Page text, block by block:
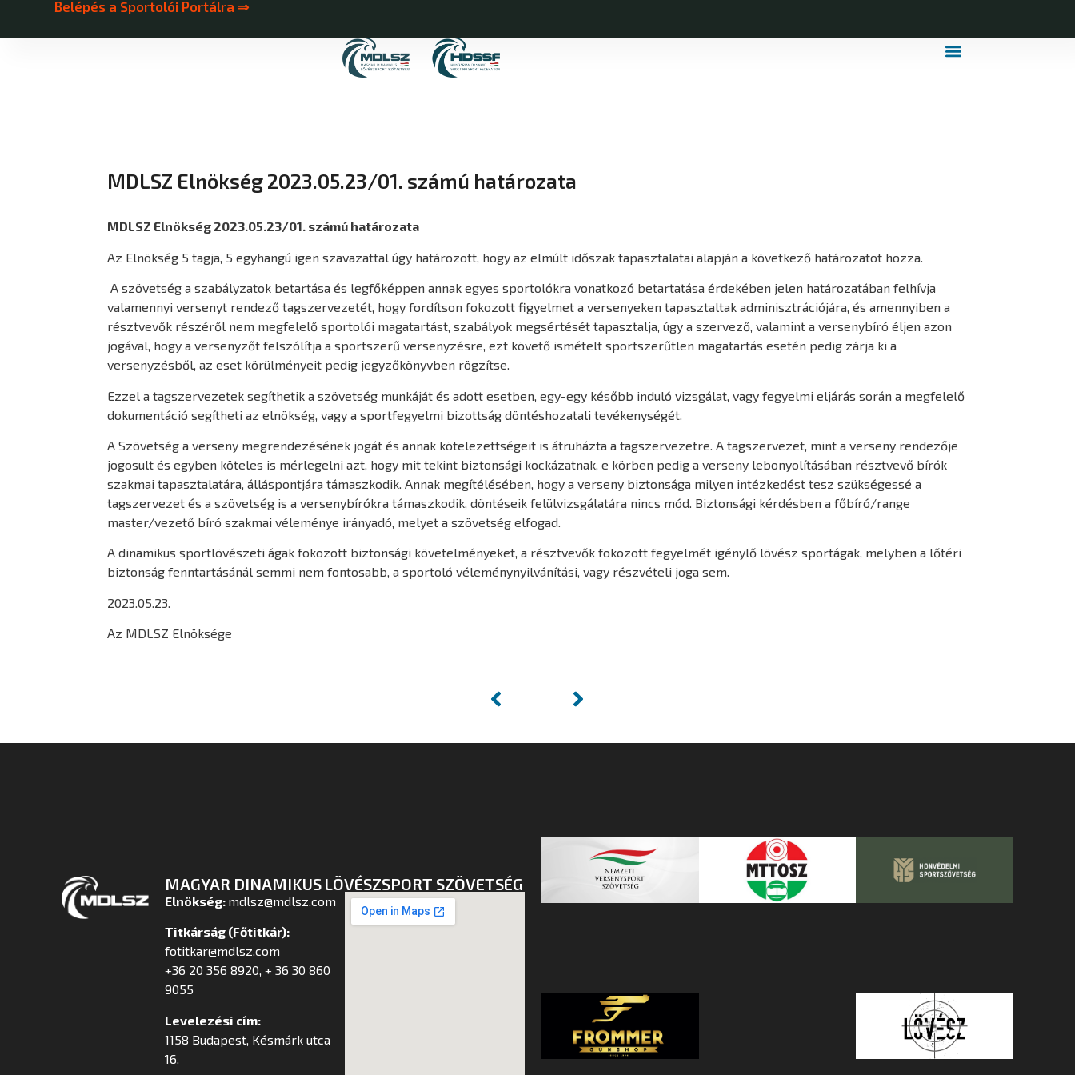
Belépés a Sportolói Portálra ⇒
MDLSZ Elnökség 2023.05.23/01. számú határozata
MDLSZ Elnökség 2023.05.23/01. számú határozata
Az Elnökség 5 tagja, 5 egyhangú igen szavazattal úgy határozott, hogy az elmúlt időszak tapasztalatai alapján a következő határozatot hozza.
A szövetség a szabályzatok betartása és legfőképpen annak egyes sportolókra vonatkozó betartatása érdekében jelen határozatában felhívja
valamennyi versenyt rendező tagszervezetét, hogy fordítson fokozott figyelmet a versenyeken tapasztaltak adminisztrációjára, és amennyiben a
résztvevők részéről nem megfelelő sportolói magatartást, szabályok megsértését tapasztalja, úgy a szervező, valamint a versenybíró éljen azon
jogával, hogy a versenyzőt felszólítja a sportszerű versenyzésre, ezt követő ismételt sportszerűtlen magatartás esetén pedig zárja ki a
versenyzésből, az eset körülményeit pedig jegyzőkönyvben rögzítse.
Ezzel a tagszervezetek segíthetik a szövetség munkáját és adott esetben, egy-egy később induló vizsgálat, vagy fegyelmi eljárás során a megfelelő
dokumentáció segítheti az elnökség, vagy a sportfegyelmi bizottság döntéshozatali tevékenységét.
A Szövetség a verseny megrendezésének jogát és annak kötelezettségeit is átruházta a tagszervezetre. A tagszervezet, mint a verseny rendezője
jogosult és egyben köteles is mérlegelni azt, hogy mit tekint biztonsági kockázatnak, e körben pedig a verseny lebonyolításában résztvevő bírók
szakmai tapasztalatára, álláspontjára támaszkodik. Annak megítélésében, hogy a verseny biztonsága milyen intézkedést tesz szükségessé a
tagszervezet és a szövetség is a versenybírókra támaszkodik, döntéseik felülvizsgálatára nincs mód. Biztonsági kérdésben a főbíró/range
master/vezető bíró szakmai véleménye irányadó, melyet a szövetség elfogad.
A dinamikus sportlövészeti ágak fokozott biztonsági követelményeket, a résztvevők fokozott fegyelmét igénylő lövész sportágak, melyben a lőtéri
biztonság fenntartásánál semmi nem fontosabb, a sportoló véleménynyilvánítási, vagy részvételi joga sem.
2023.05.23.
Az MDLSZ Elnöksége
MAGYAR DINAMIKUS LÖVÉSZSPORT SZÖVETSÉG
Elnökség: mdlsz@mdlsz.com
Titkárság (Főtitkár):
fotitkar@mdlsz.com
+36 20 356 8920, + 36 30 860
9055
Levelezési cím:
1158 Budapest, Késmárk utca
16.